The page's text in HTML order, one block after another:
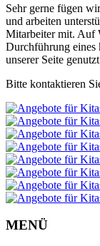
Sehr gerne fügen
und arbeiten
Mitarbeiter mit. Auf
Durchführung eines
unserer Seite
Bitte kontaktieren
MENÜ